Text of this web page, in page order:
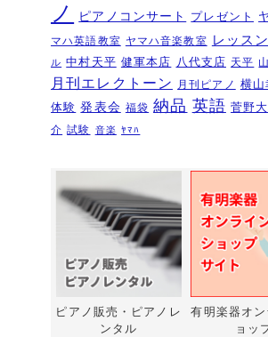
足早いサマーセール』6/14
2026年6月7日
ピアノ・アドヴェンチャー研
発表会を実施しました～🎵
実施しました～～🎵 2026年5月2
第22回有明楽器ピアノコン
受賞結果・審査員講評 2026年4
『ピアノ・アドヴェンチャ
ーシックシリーズセミナー
Vol,1』講座のお知らせ
新型エレクトーン「ELS03シ
ノ
ピアノコンサート プレゼント
マハ英語教室 ヤマハ音楽教室 レッスン
ル 中村天平 健軍本店 八代支店 天平
月刊エレクトーン 月刊ピアノ 横山
体験 発表会 福袋 納品 英語 菅野
介 試験 音楽 ﾔﾏﾊ
ピアノ販売・ピアノレ
ンタル
有明楽器オ
ョッ